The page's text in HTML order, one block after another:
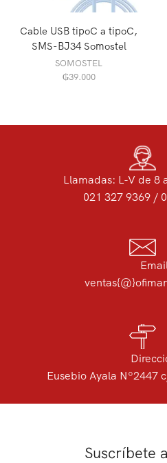
Cable USB tipoC a tipoC,
SMS-BJ34 Somostel
SOMOSTEL
₲39.000
Llamadas: L-V de 8
021 327 9369 /
Eusebio Ayala Nº2447
Suscríbete